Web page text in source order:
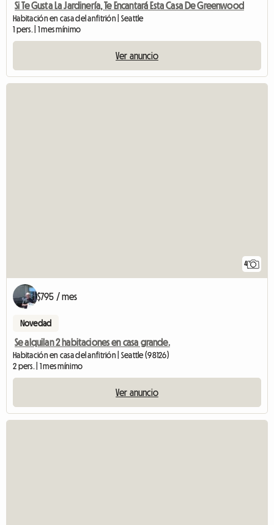
Si Te Gusta La Jardinería, Te Encantará Esta Casa De Greenwood
Habitación en casa del anfitrión | Seattle
1 pers. | 1 mes mínimo
Ver anuncio
4
$795 / mes
Novedad
Se alquilan 2 habitaciones en casa grande.
Habitación en casa del anfitrión | Seattle (98126)
2 pers. | 1 mes mínimo
Ver anuncio